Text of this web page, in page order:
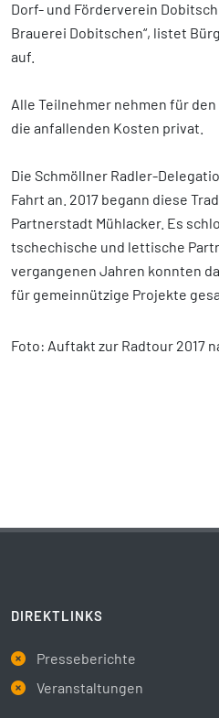
Dorf- und Förderverein
Brauerei Dobitschen“, listet
auf.
Alle Teilnehmer nehmen für
die anfallenden Kosten privat.
Die Schmöllner Radler-
Fahrt an. 2017 begann diese
Partnerstadt Mühlacker. Es
tschechische und lettische
vergangenen Jahren konnten
für gemeinnützige Projekte
Foto: Auftakt zur Radtour 2017
DIREKTLINKS
Presseberichte
Veranstaltungen